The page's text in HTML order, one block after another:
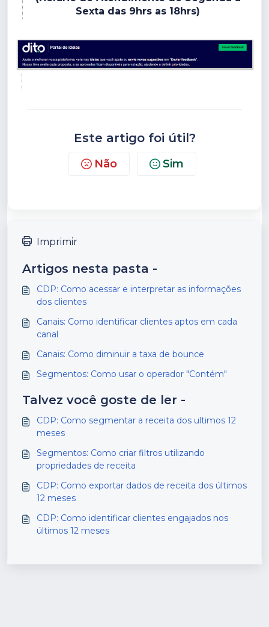
Sexta das 9hrs as 18hrs)
Este artigo foi útil?
Não Sim
Imprimir
Artigos nesta pasta -
CDP: Como acessar e interpretar as informações
dos clientes
Canais: Como identificar clientes aptos em cada
canal
Canais: Como diminuir a taxa de bounce
Segmentos: Como usar o operador "Contém"
Talvez você goste de ler -
CDP: Como segmentar a receita dos ultimos 12
meses
Segmentos: Como criar filtros utilizando
propriedades de receita
CDP: Como exportar dados de receita dos últimos
12 meses
CDP: Como identificar clientes engajados nos
últimos 12 meses